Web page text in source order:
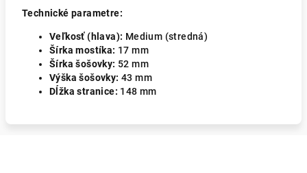
Technické parametre:
Veľkosť (hlava): Medium (stredná)
Šírka mostíka: 17 mm
Šírka šošovky: 52 mm
Výška šošovky: 43 mm
Dĺžka stranice: 148 mm